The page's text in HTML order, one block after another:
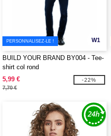
W1
PERSONNALISEZ-LE !
BUILD YOUR BRAND BY004 - Tee-
shirt col rond
5,99 €
7,70 €
-22%